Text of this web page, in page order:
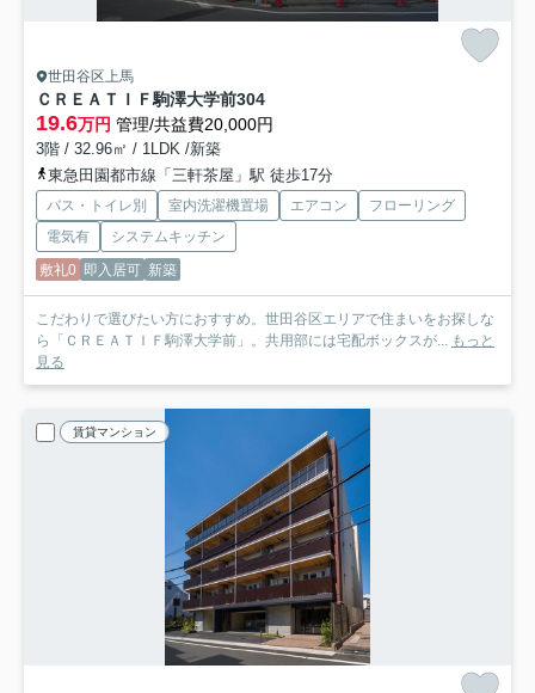
世田谷区上馬
ＣＲＥＡＴＩＦ駒澤大学前304
19.6万円 管理/共益費20,000円
3階 / 32.96㎡ / 1LDK /新築
東急田園都市線「三軒茶屋」駅 徒歩17分
バス・トイレ別 室内洗濯機置場 エアコン
フローリング
電気有
システムキッチン
敷礼0 即入居可 新築
こだわりで選びたい方におすすめ。世田谷区エリアで住まいをお探しな
ら「ＣＲＥＡＴＩＦ駒澤大学前」。共用部には宅配ボックスが... もっと
見る
賃貸マンション